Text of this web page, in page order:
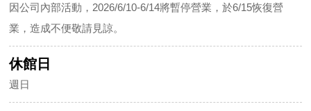
因公司內部活動，2026/6/10-6/14將暫停營業，於6/15恢復營
業，造成不便敬請見諒。
休館日
週日